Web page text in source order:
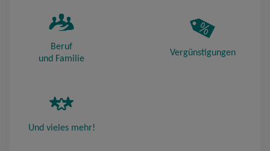
Beruf
und Familie
Vergünstigungen
Und vieles mehr!